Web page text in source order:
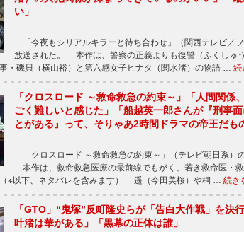
い」
「今夜もシリアルキラーと待ち合わせ」（関西テレビ／
放送された。 本作は、警察の正義よりも復讐（ふくしゅ
・磯貝（横山裕）と第六感女子ヒナタ（関水渚）の物語 … 続
「クロスロード ～救命救急の約束～」「人間関係
ごく難しいと感じた」「船越英一郎さんが『刑事
とがある』って、そりゃあ2時間ドラマの帝王だも
「クロスロード ～救命救急の約束～」（テレビ朝日系）
本作は、救命救急医療の最前線でもがく、若き救命医・
※以下、ネタバレを含みます） 遥（今田美桜）や桐 … 続き
「GTO」“鬼塚”反町隆史らが「告白大作戦」を決
叶渚は華がある」「黒幕の正体は誰」